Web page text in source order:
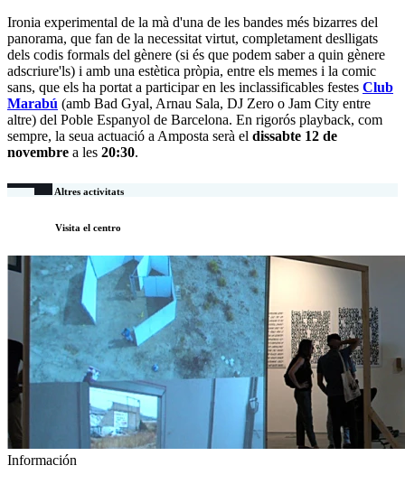
Ironia experimental de la mà d'una de les bandes més bizarres del
panorama, que fan de la necessitat virtut, completament deslligats
dels codis formals del gènere (si és que podem saber a quin gènere
adscriure'ls) i amb una estètica pròpia, entre els memes i la comic
sans, que els ha portat a participar en les inclassificables festes Club
Marabú (amb Bad Gyal, Arnau Sala, DJ Zero o Jam City entre
altre) del Poble Espanyol de Barcelona. En rigorós playback, com
sempre, la seua actuació a Amposta serà el dissabte 12 de
novembre a les 20:30.
Altres activitats
Visita el centro
Información